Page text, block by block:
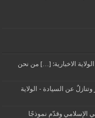
الاخبارية: […] من نحن
عن السيادة - الولاية
الإسلامي وقدّم نموذجًا